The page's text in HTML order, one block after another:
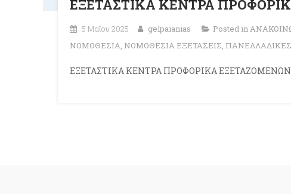
ΕΞΕΤΑΣΤΙΚΑ ΚΕΝΤΡΑ
5 Μαΐου 2025 gelpaianias Posted in
ΝΟΜΟΘΕΣΙΑ, ΝΟΜΟΘΕΣΙΑ ΕΞΕΤΑΣΕΙΣ, ΠΑΝΕΛΛΑΔΙΚΕΣ
ΕΞΕΤΑΣΤΙΚΑ ΚΕΝΤΡΑ ΠΡΟΦΟΡΙΚΑ